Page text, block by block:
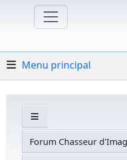
Menu principal
Forum Chasseur